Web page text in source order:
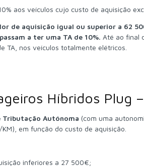
aos veículos cujo custo de aquisição
de aquisição igual ou superior a 62
a ter uma TA de 10%. Até ao final
TA, nos veículos totalmente elétricos.
Híbridos Plug
Tributação Autónoma (com uma
em função do custo de aquisição.
inferiores a 27 500€;